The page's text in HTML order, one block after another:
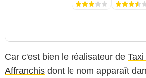
Car c'est bien le réalisateur de
Affranchis dont le nom apparaît